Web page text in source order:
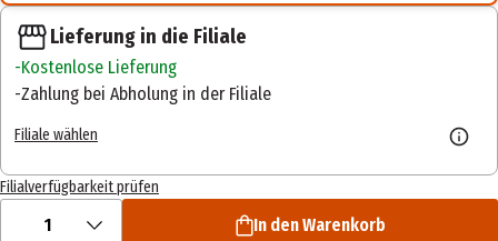
Lieferung in die Filiale
Kostenlose Lieferung
Zahlung bei Abholung in der Filiale
Filiale wählen
Filialverfügbarkeit prüfen
1 In den Warenkorb